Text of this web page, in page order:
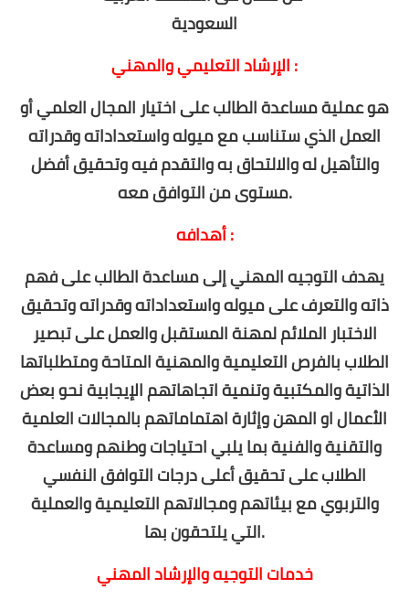
المرحلة الثانوية
كتب المرحلة الثانوية
النشاط والتوجيه والإرشاد
نماذج وسجلات
مواضيع تربوية
السعودية
الإرشاد التعليمي والمهني :
هو عملية مساعدة الطالب على اختيار المجال العلمي أو
العمل الذي ستناسب مع ميوله واستعداداته وقدراته
والتأهيل له والالتحاق به والتقدم فيه وتحقيق أفضل
مستوى من التوافق معه.
أهدافه :
يهدف التوجيه المهني إلى مساعدة الطالب على فهم
ذاته والتعرف على ميوله واستعداداته وقدراته وتحقيق
الاختبار الملائم لمهنة المستقبل والعمل على تبصير
الطلاب بالفرص التعليمية والمهنية المتاحة ومتطلباتها
الذاتية والمكتبية وتنمية اتجاهاتهم الإيجابية نحو بعض
الأعمال او المهن وإثارة اهتماماتهم بالمجالات العلمية
والتقنية والفنية بما يلبي احتياجات وطنهم ومساعدة
الطلاب على تحقيق أعلى درجات التوافق النفسي
والتربوي مع بيئاتهم ومجالاتهم التعليمية والعملية
التي يلتحقون بها.
خدمات التوجيه والإرشاد المهني